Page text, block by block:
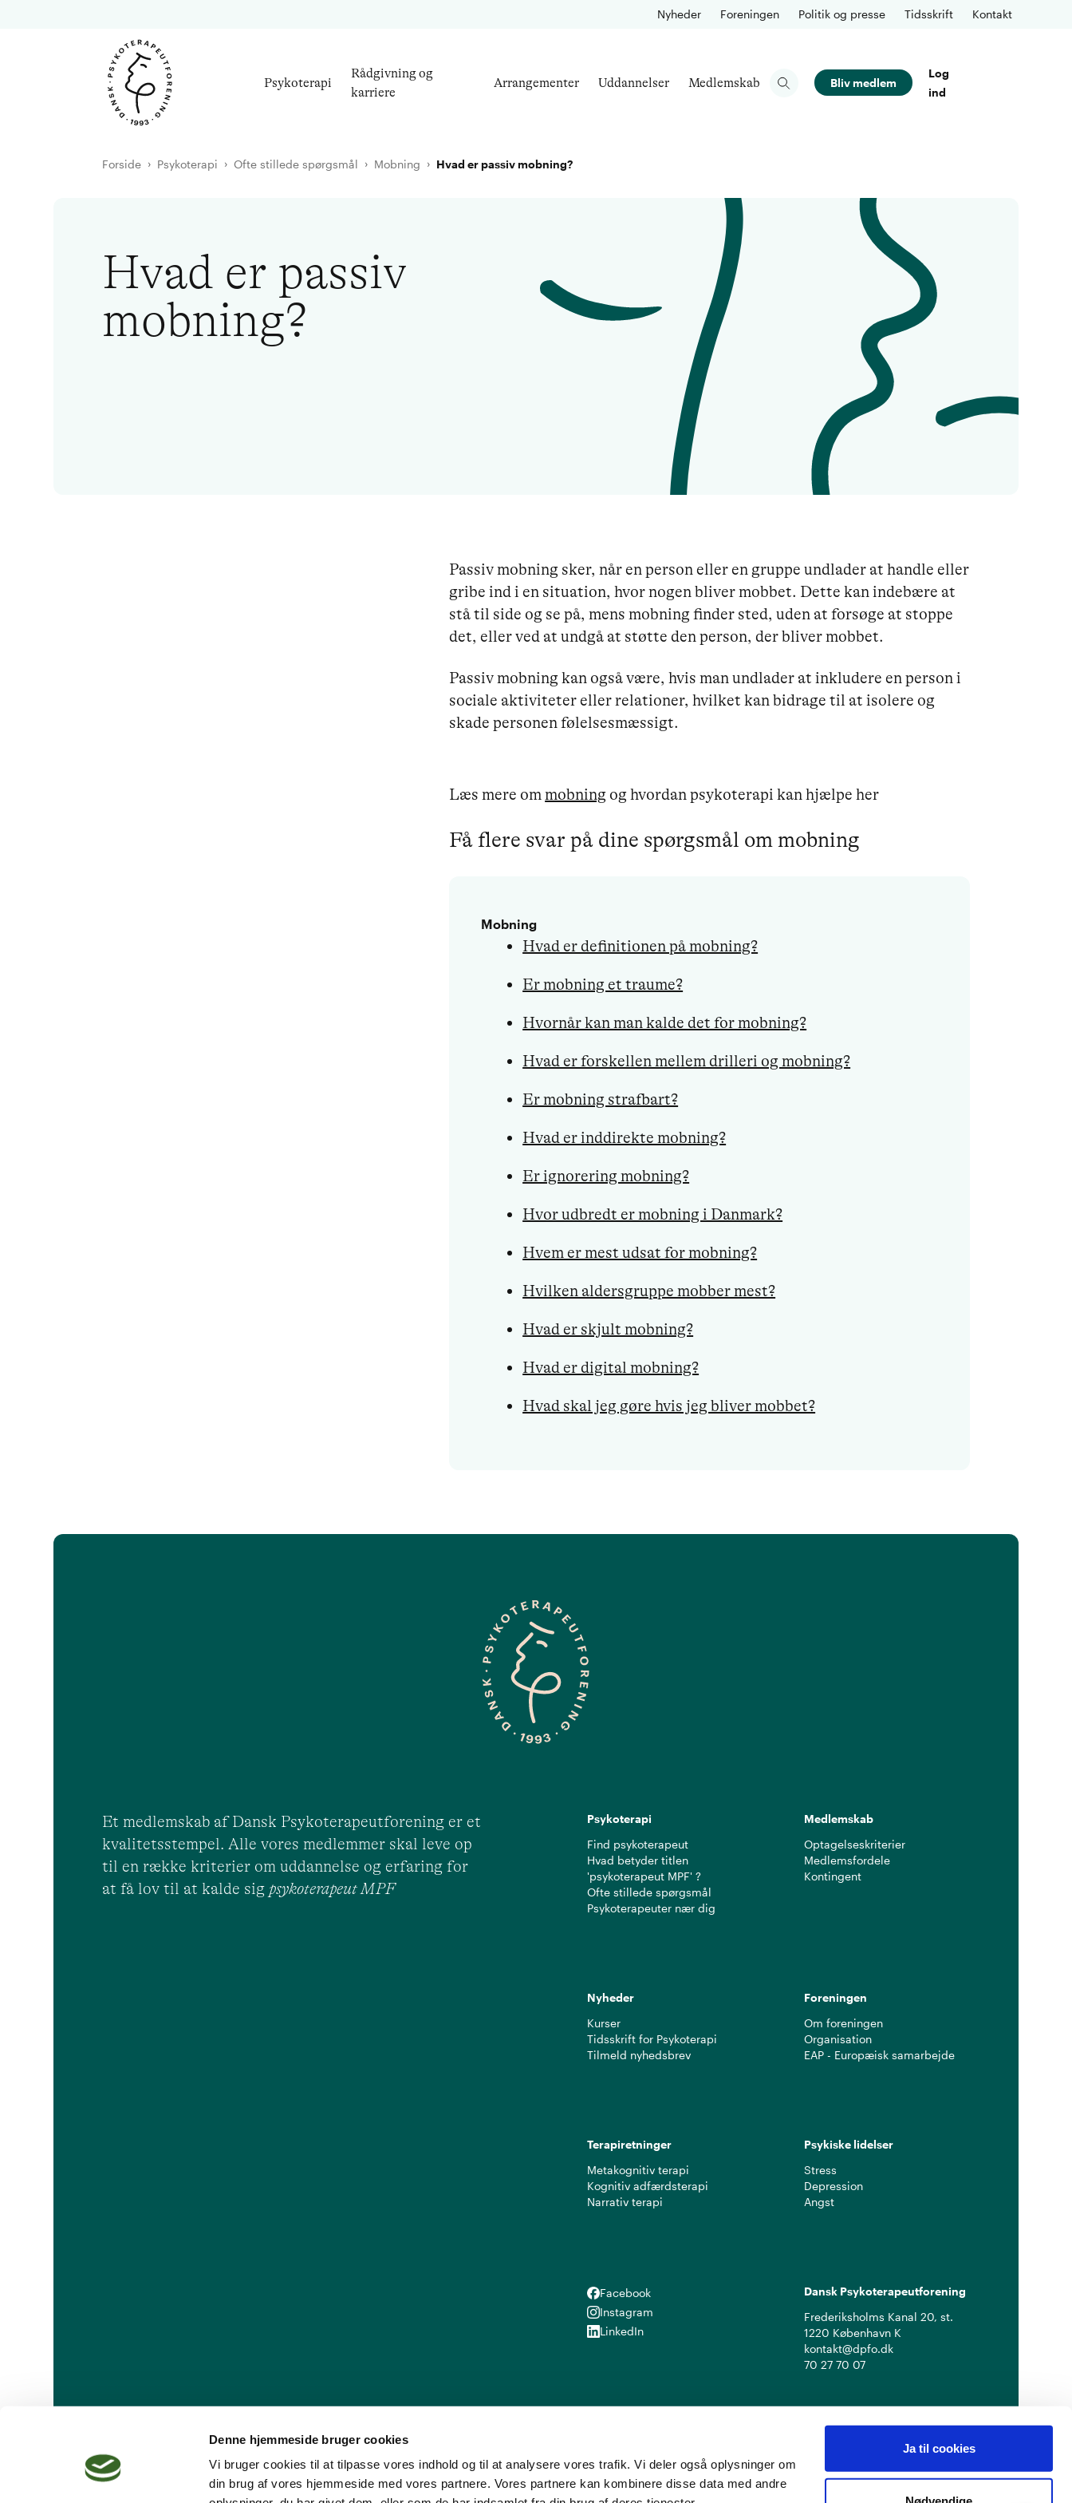
Denne hjemmeside bruger cookies
Vi bruger cookies til at tilpasse vores indhold og til at analysere vores trafik. Vi deler også oplysninger om
din brug af vores hjemmeside med vores partnere. Vores partnere kan kombinere disse data med andre
Ja til cookies
Nyheder Foreningen Politik og presse Tidsskrift Kontakt
Psykoterapi
Rådgivning og
karriere
Arrangementer Uddannelser Medlemskab Bliv medlem
Log
ind
Forside Psykoterapi Ofte stillede spørgsmål Mobning Hvad er passiv mobning?
Hvad er passiv
mobning?
Passiv mobning sker, når en person eller en gruppe undlader at handle eller
gribe ind i en situation, hvor nogen bliver mobbet. Dette kan indebære at
stå til side og se på, mens mobning finder sted, uden at forsøge at stoppe
det, eller ved at undgå at støtte den person, der bliver mobbet.
Passiv mobning kan også være, hvis man undlader at inkludere en person i
sociale aktiviteter eller relationer, hvilket kan bidrage til at isolere og
skade personen følelsesmæssigt.
Læs mere ommobning og hvordan psykoterapi kan hjælpe her
Få flere svar på dine spørgsmål om mobning
Mobning
Hvad er definitionen på mobning?
Er mobning et traume?
Hvornår kan man kalde det for mobning?
Hvad er forskellen mellem drilleri og mobning?
Er mobning strafbart?
Hvad er inddirekte mobning?
Er ignorering mobning?
Hvor udbredt er mobning i Danmark?
Hvem er mest udsat for mobning?
Hvilken aldersgruppe mobber mest?
Hvad er skjult mobning?
Hvad er digital mobning?
Hvad skal jeg gøre hvis jeg bliver mobbet?
Et medlemskab af Dansk Psykoterapeutforening er et
kvalitetsstempel. Alle vores medlemmer skal leve op
til en række kriterier om uddannelse og erfaring for
at få lov til at kalde sig psykoterapeut MPF
Psykoterapi
Find psykoterapeut
Hvad betyder titlen
'psykoterapeut MPF' ?
Ofte stillede spørgsmål
Psykoterapeuter nær dig
Medlemskab
Optagelseskriterier
Medlemsfordele
Kontingent
Nyheder
Kurser
Tidsskrift for Psykoterapi
Tilmeld nyhedsbrev
Foreningen
Om foreningen
Organisation
EAP - Europæisk samarbejde
Terapiretninger
Metakognitiv terapi
Kognitiv adfærdsterapi
Narrativ terapi
Psykiske lidelser
Stress
Depression
Angst
Facebook
Facebook
Instagram
Instagram
LinkedIn
LinkedIn
Dansk Psykoterapeutforening
Frederiksholms Kanal 20, st.
1220 København K
kontakt@dpfo.dk
70 27 70 07